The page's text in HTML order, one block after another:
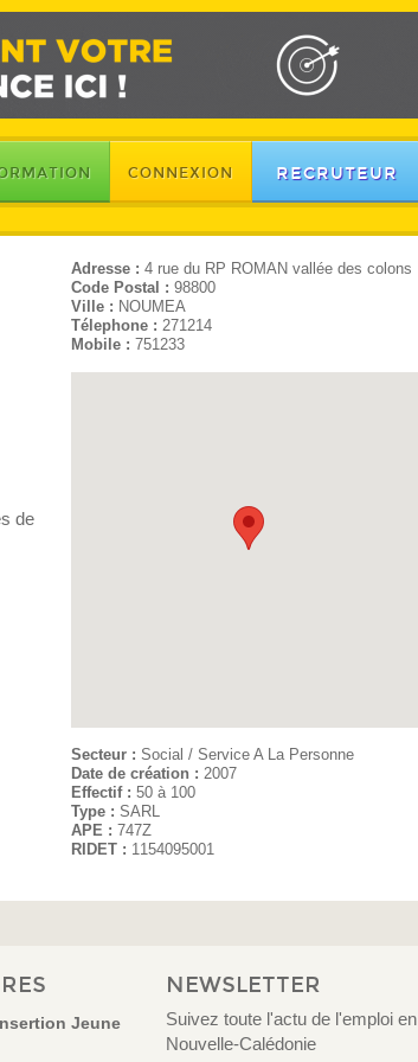
CONNEXION RECRUTEUR
de
Adresse : 4 rue du RP ROMAN vallée des colons
Code Postal : 98800
Ville : NOUMEA
Télephone : 271214
Mobile : 751233
Secteur : Social / Service A La Personne
Date de création : 2007
Effectif : 50 à 100
Type : SARL
APE : 747Z
RIDET : 1154095001
Jeune
NEWSLETTER
Suivez toute l'actu de l'emploi en
Nouvelle-Calédonie